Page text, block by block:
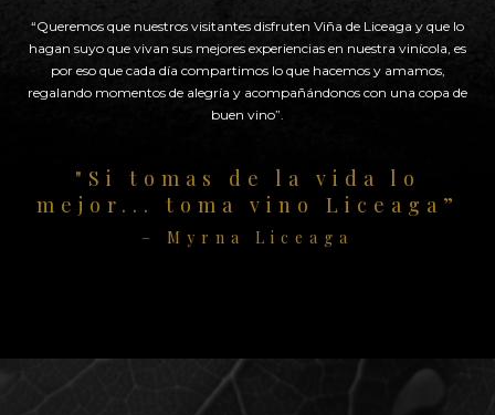
“Queremos que nuestros visitantes disfruten Viña de Liceaga y que lo
hagan suyo que vivan sus mejores experiencias en nuestra vinícola, es
por eso que cada día compartimos lo que hacemos y amamos,
regalando momentos de alegría y acompañándonos con una copa de
buen vino”.
"Si tomas de la vida lo
mejor... toma vino Liceaga”
– Myrna Liceaga